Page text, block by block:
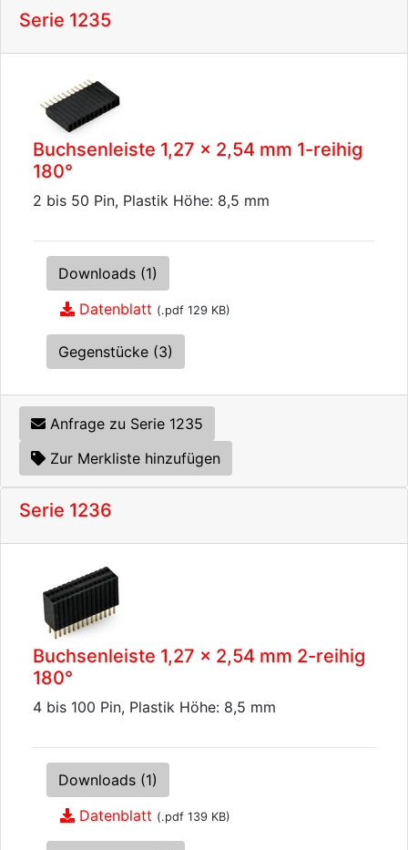
Serie 1235
Buchsenleiste 1,27 x 2,54 mm 1-reihig
180°
2 bis 50 Pin, Plastik Höhe: 8,5 mm
Downloads (1)
Datenblatt (.pdf 129 KB)
Gegenstücke (3)
Anfrage zu Serie 1235
Zur Merkliste hinzufügen
Serie 1236
Buchsenleiste 1,27 x 2,54 mm 2-reihig
180°
4 bis 100 Pin, Plastik Höhe: 8,5 mm
Downloads (1)
Datenblatt (.pdf 139 KB)